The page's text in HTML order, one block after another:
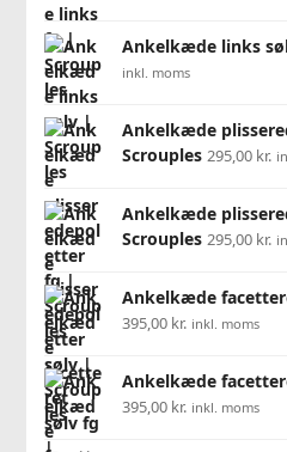
Ankelkæde links
inkl. moms
Ankelkæde
Scrouples 295,00 kr.
Ankelkæde
Scrouples 295,00 kr.
Ankelkæde
395,00 kr. inkl. moms
Ankelkæde
395,00 kr. inkl. moms